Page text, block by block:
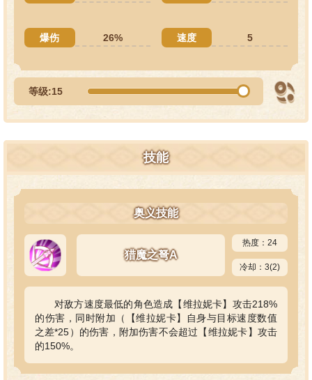
爆伤 26% 速度 5
等级:15
技能
奥义技能
猎魔之弩A
热度：24
冷却：3(2)
对敌方速度最低的角色造成【维拉妮卡】攻击218%
的伤害，同时附加（【维拉妮卡】自身与目标速度数值
之差*25）的伤害，附加伤害不会超过【维拉妮卡】攻击
的150%。